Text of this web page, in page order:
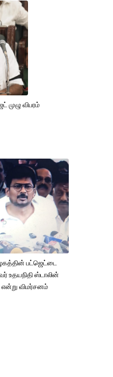
முழு விபரம்
பட்ஜெட்டை
உதயநிதி ஸ்டாலின்
என்று விமர்சனம்